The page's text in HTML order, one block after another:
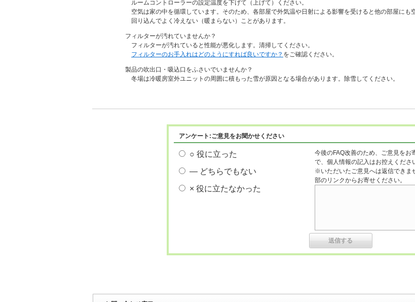
ルームコントローラーの設定温度を下げて（上げて）ください。
空気は家の中を循環しています。そのため、各部屋で外気温や日射による影響を受けると他の部屋にも
回り込んでよく冷えない（暖まらない）ことがあります。
フィルターが汚れていませんか？
フィルターが汚れていると性能が悪化します。清掃してください。
フィルターのお手入れはどのようにすれば良いですか？ をご確認ください。
製品の吹出口・吸込口をふさいでいませんか？
冬場は冷暖房室外ユニットの周囲に積もった雪が原因となる場合があります。除雪してください。
アンケート:ご意見をお聞かせください
○ 役に立った
― どちらでもない
× 役に立たなかった
今後のFAQ改善のため、ご意見をお
で、個人情報の記入はお控えくださ
※いただいたご意見へは返信できま
部のリンクからお寄せください。